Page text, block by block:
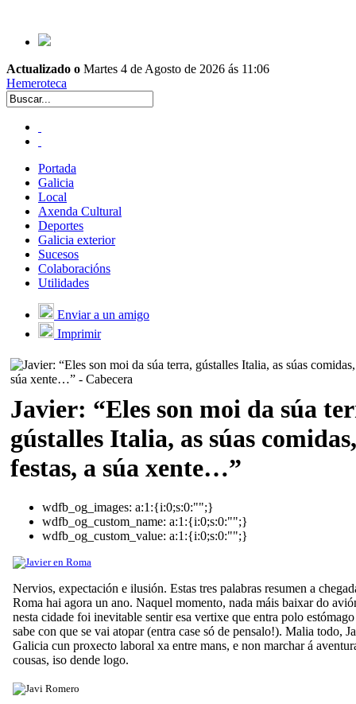
Actualizado o Martes 4 de Agosto de 2026 ás 11:06
Hemeroteca
Portada
Galicia
Local
Axenda Cultural
Deportes
Galicia exterior
Sucesos
Colaboracións
Utilidades
Enviar a un amigo
Imprimir
Javier: “Eles son moi da súa
gústalles Italia, as súas
festas, a súa xente…”
wdfb_og_images: a:1:{i:0;s:0:"";}
wdfb_og_custom_name: a:1:{i:0;s:0:"";}
wdfb_og_custom_value: a:1:{i:0;s:0:"";}
Nervios, expectación e ilusión. Estas tres palabras resumen a
Roma hai agora un ano. Naquel momento, nada máis baixar do
nesta cidade foi inevitable sentir esa vertixe que entra polo
sabe con que se vai atopar (entra case só de pensalo!). Malia todo,
Galicia cun proxecto laboral xa entre mans, e non marchar á
cousas, iso dende logo.